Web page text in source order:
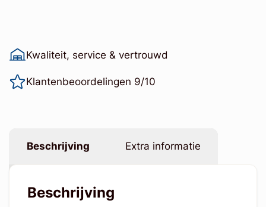
Kwaliteit, service & vertrouwd
Klantenbeoordelingen 9/10
Beschrijving Extra informatie
Beschrijving